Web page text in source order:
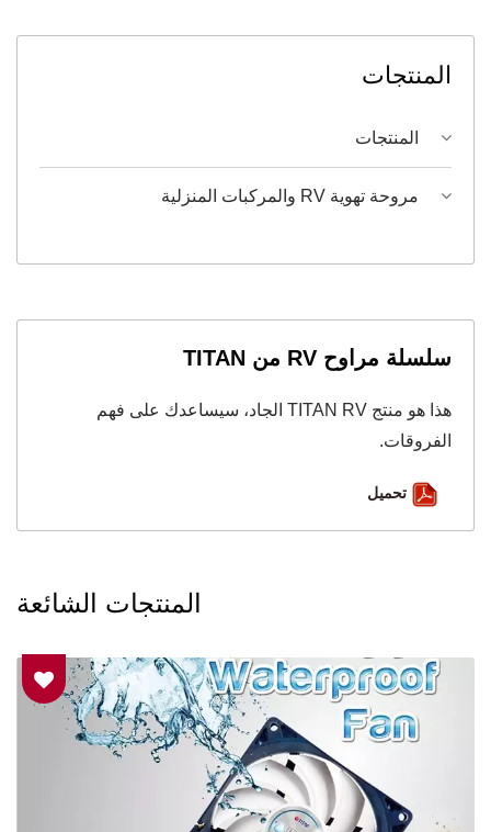
المنتجات
المنتجات
مروحة تهوية RV والمركبات المنزلية
سلسلة مراوح RV من TITAN
هذا هو منتج TITAN RV الجاد، سيساعدك على فهم
الفروقات.
تحميل
المنتجات الشائعة